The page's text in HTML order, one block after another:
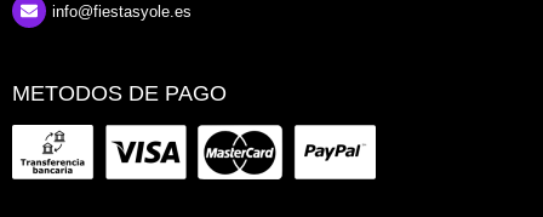
info@fiestasyole.es
METODOS DE PAGO